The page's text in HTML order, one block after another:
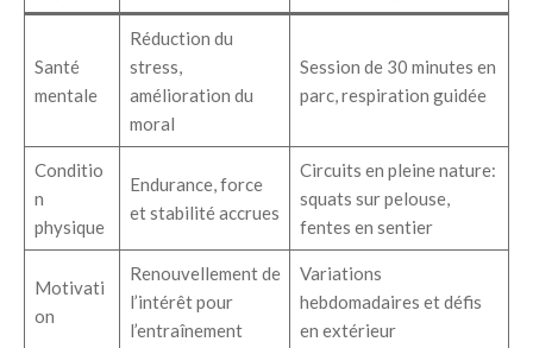
Santé
mentale
Réduction du
stress,
amélioration du
moral
Session de 30 minutes en
parc, respiration guidée
Conditio
n
physique
Endurance, force
et stabilité accrues
Circuits en pleine nature:
squats sur pelouse,
fentes en sentier
Motivati
on
Renouvellement de
l’intérêt pour
l’entraînement
Variations
hebdomadaires et défis
en extérieur